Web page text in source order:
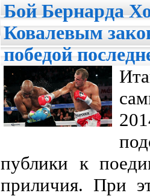
Бой Бернарда
Ковалевым
победой
публики к
приличия. При